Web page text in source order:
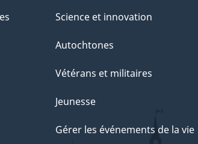
Science et innovation
Autochtones
Vétérans et militaires
Jeunesse
Gérer les événements de la vie